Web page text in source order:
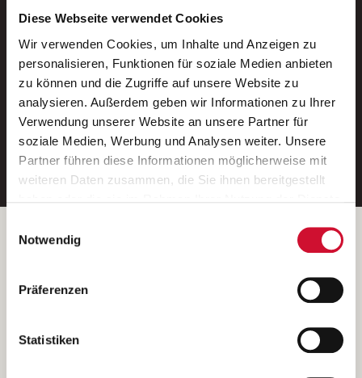
Diese Webseite verwendet Cookies
Wir verwenden Cookies, um Inhalte und Anzeigen zu
personalisieren, Funktionen für soziale Medien anbieten
zu können und die Zugriffe auf unsere Website zu
analysieren. Außerdem geben wir Informationen zu Ihrer
Verwendung unserer Website an unsere Partner für
soziale Medien, Werbung und Analysen weiter. Unsere
Partner führen diese Informationen möglicherweise mit
weiteren Daten zusammen, die Sie ihnen bereitgestellt
Wenn Sie auf „Cookies zulassen“ klicken, so stimmen
Sie der Speicherung sämtlicher Cookies zu. Sie können
Ihre Einwilligung selbstverständlich jederzeit widerrufen,
indem Sie die Cookie-Einstellungen aufrufen und diese
unsererDatenschutzerklärung
Notwendig
Präferenzen
Statistiken
Neue Stellen per E-Mail.
Ein kostenloser Service von AWO
Jobs.
E-Mail-Adresse eintragen
Betreiber der Webseite
Kantstraße 45a
(Ein Tochterunternehmen des AWO Bezirksverbandes Unterfranken
e.V.)